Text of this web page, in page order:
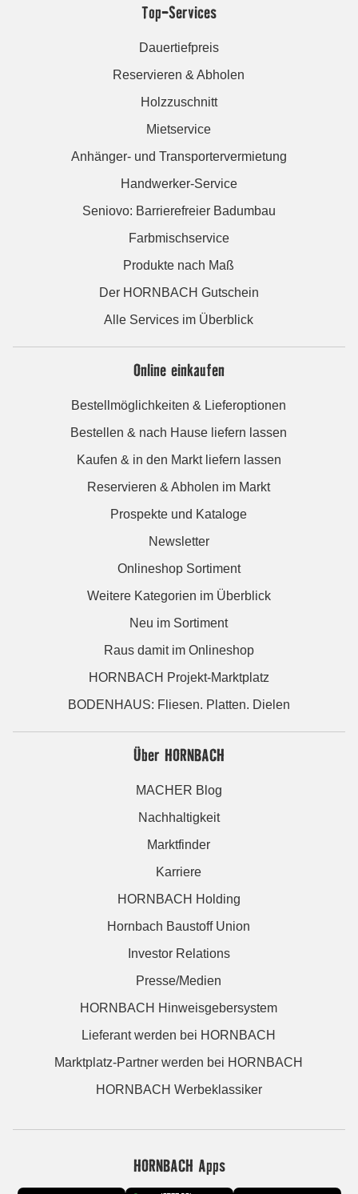
Top-Services
Dauertiefpreis
Reservieren & Abholen
Holzzuschnitt
Mietservice
Anhänger- und Transportervermietung
Handwerker-Service
Seniovo: Barrierefreier Badumbau
Farbmischservice
Produkte nach Maß
Der HORNBACH Gutschein
Alle Services im Überblick
Online einkaufen
Bestellmöglichkeiten & Lieferoptionen
Bestellen & nach Hause liefern lassen
Kaufen & in den Markt liefern lassen
Reservieren & Abholen im Markt
Prospekte und Kataloge
Newsletter
Onlineshop Sortiment
Weitere Kategorien im Überblick
Neu im Sortiment
Raus damit im Onlineshop
HORNBACH Projekt-Marktplatz
BODENHAUS: Fliesen. Platten. Dielen
Über HORNBACH
MACHER Blog
Nachhaltigkeit
Marktfinder
Karriere
HORNBACH Holding
Hornbach Baustoff Union
Investor Relations
Presse/Medien
HORNBACH Hinweisgebersystem
Lieferant werden bei HORNBACH
Marktplatz-Partner werden bei HORNBACH
HORNBACH Werbeklassiker
HORNBACH Apps